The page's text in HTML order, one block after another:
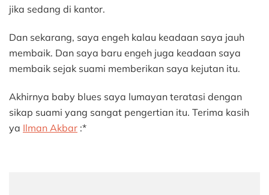
jika sedang di kantor.
Dan sekarang, saya engeh kalau keadaan saya jauh
membaik. Dan saya baru engeh juga keadaan saya
membaik sejak suami memberikan saya kejutan itu.
Akhirnya baby blues saya lumayan teratasi dengan
sikap suami yang sangat pengertian itu. Terima kasih
ya Ilman Akbar :*